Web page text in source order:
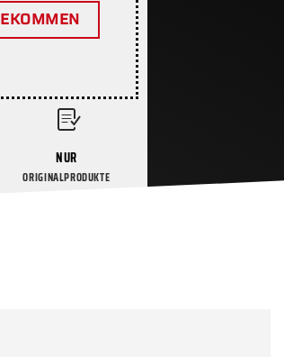
NUR
ORIGINALPRODUKTE